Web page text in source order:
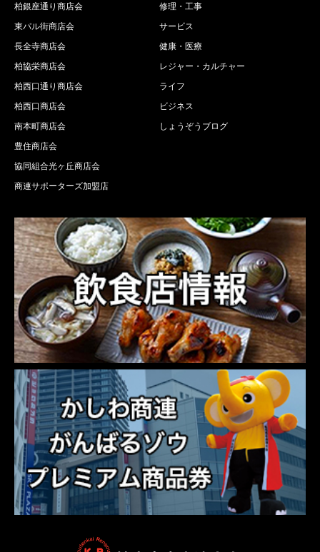
柏銀座通り商店会
東パル街商店会
長全寺商店会
柏協栄商店会
柏西口通り商店会
柏西口商店会
南本町商店会
豊住商店会
協同組合光ヶ丘商店会
商連サポーターズ加盟店
修理・工事
サービス
健康・医療
レジャー・カルチャー
ライフ
ビジネス
しょうぞうブログ